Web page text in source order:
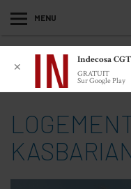
MENU
✕
Indecosa CGT
GRATUIT
Sur Google Play